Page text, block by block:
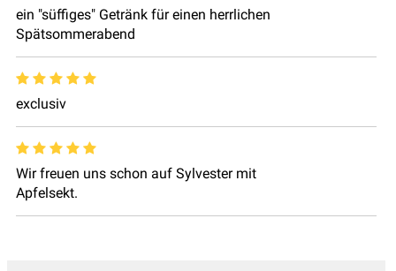
ein "süffiges" Getränk für einen herrlichen
Spätsommerabend
exclusiv
Wir freuen uns schon auf Sylvester mit
Apfelsekt.